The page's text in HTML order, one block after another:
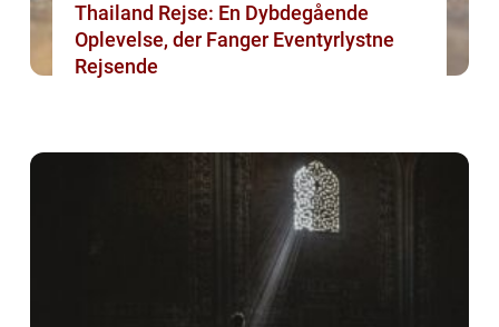
Thailand Rejse: En Dybdegående
Oplevelse, der Fanger Eventyrlystne
Rejsende